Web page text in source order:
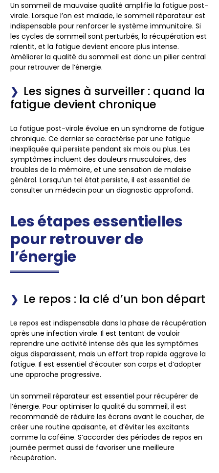
Un sommeil de mauvaise qualité amplifie la fatigue post-
virale. Lorsque l’on est malade, le sommeil réparateur est
indispensable pour renforcer le système immunitaire. Si
les cycles de sommeil sont perturbés, la récupération est
ralentit, et la fatigue devient encore plus intense.
Améliorer la qualité du sommeil est donc un pilier central
pour retrouver de l’énergie.
Les signes à surveiller : quand la
fatigue devient chronique
La fatigue post-virale évolue en un syndrome de fatigue
chronique. Ce dernier se caractérise par une fatigue
inexpliquée qui persiste pendant six mois ou plus. Les
symptômes incluent des douleurs musculaires, des
troubles de la mémoire, et une sensation de malaise
général. Lorsqu’un tel état persiste, il est essentiel de
consulter un médecin pour un diagnostic approfondi.
Les étapes essentielles
pour retrouver de
l’énergie
Le repos : la clé d’un bon départ
Le repos est indispensable dans la phase de récupération
après une infection virale. Il est tentant de vouloir
reprendre une activité intense dès que les symptômes
aigus disparaissent, mais un effort trop rapide aggrave la
fatigue. Il est essentiel d’écouter son corps et d’adopter
une approche progressive.
Un sommeil réparateur est essentiel pour récupérer de
l’énergie. Pour optimiser la qualité du sommeil, il est
recommandé de réduire les écrans avant le coucher, de
créer une routine apaisante, et d’éviter les excitants
comme la caféine. S’accorder des périodes de repos en
journée permet aussi de favoriser une meilleure
récupération.